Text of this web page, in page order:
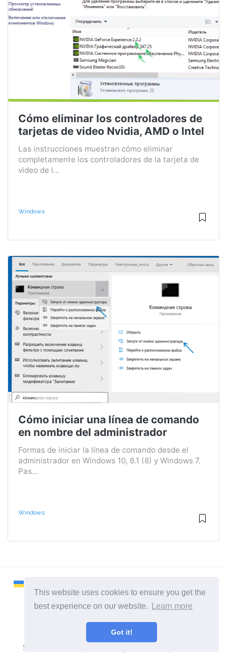
This website uses cookies to ensure you get the
best experience on our website.
Learn more
Got it!
Cómo eliminar los controladores de
tarjetas de video Nvidia, AMD o Intel
Las instrucciones muestran cómo eliminar
completamente los controladores de la tarjeta de
video de l...
Windows
Cómo iniciar una línea de comando
en nombre del administrador
Formas de iniciar la línea de comando desde el
administrador en Windows 10, 8.1 (8) y Windows 7.
Pas...
Windows
2026 ©Remontcompa
Todas las categorias
Sitio sobre computadoras y sistemas operativos